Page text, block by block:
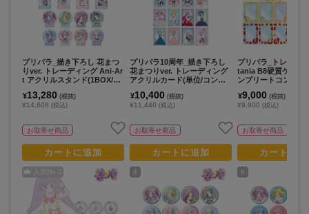
プリパラ_描き下ろし 花まつ
りver. トレーディング Ani-Ar
t アクリルスタンド(1BOX/16
OX)
¥13,280 (税抜)
¥14,608 (税込)
お取寄せ商品
カートに追加
人気No. 2
プリパラ10周年_描き下ろし
花まつりver. トレーディング
アクリルカード(単位/コンプ
入り】
¥10,400 (税抜)
¥11,440 (税込)
お取寄せ商品
カートに追加
4
プリパラ_トレーデ
tania B8硬質ケース(
ンプリートコンプリ
¥9,000 (税抜)
¥9,900 (税込)
お取寄せ商品
カートに
6